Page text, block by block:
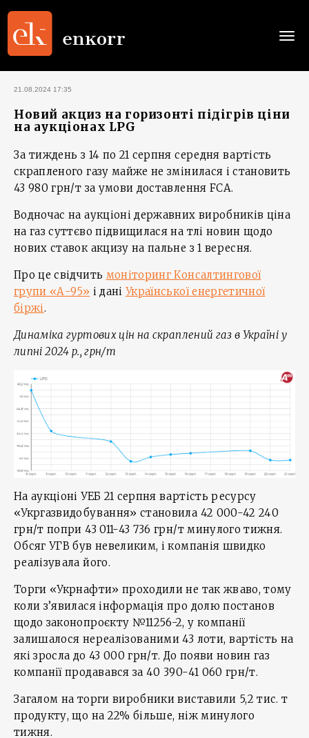
21.08.2024 17:35
Новий акциз на горизонті підігрів ціни
на аукціонах LPG
За тиждень з 14 по 21 серпня середня вартість
скрапленого газу майже не змінилася і становить
43 980 грн/т за умови доставлення FCA.
Водночас на аукціоні державних виробників ціна
на газ суттєво підвищилася на тлі новин щодо
нових ставок акцизу на пальне з 1 вересня.
Про це свідчить моніторинг Консалтингової
групи «А-95» і даніУкраїнської енергетичної
біржі.
Динаміка гуртових цін на скраплений газ в Україні у
липні 2024 р., грн/т
На аукціоні УЕБ 21 серпня вартість ресурсу
«Укргазвидобування» становила 42 000-42 240
грн/т попри 43 011-43 736 грн/т минулого тижня.
Обсяг УГВ був невеликим, і компанія швидко
реалізувала його.
Торги «Укрнафти» проходили не так жваво, тому
коли з’явилася інформація про долю постанов
щодо законопроєкту №11256-2, у компанії
залишалося нереалізованими 43 лоти, вартість на
які зросла до 43 000 грн/т. До появи новин газ
компанії продавався за 40 390-41 060 грн/т.
Загалом на торги виробники виставили 5,2 тис. т
продукту, що на 22% більше, ніж минулого
тижня.